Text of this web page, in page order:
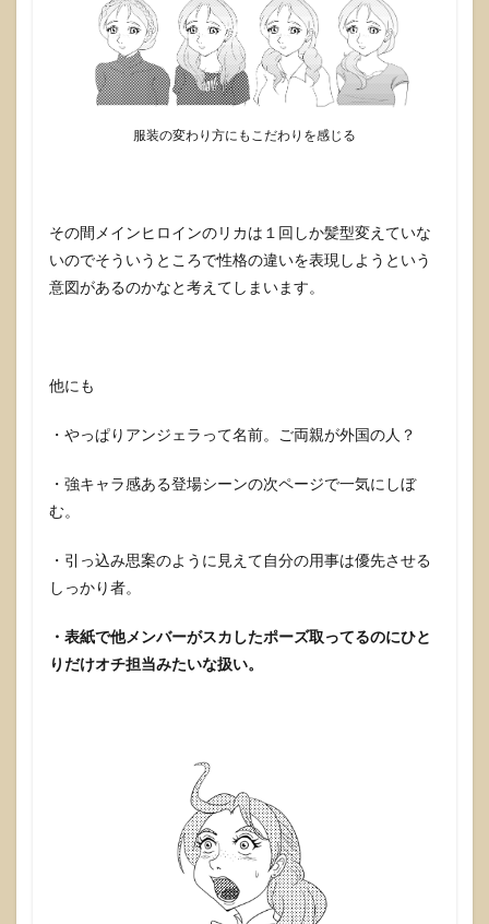
服装の変わり方にもこだわりを感じる
その間メインヒロインのリカは１回しか髪型変えていな
いのでそういうところで性格の違いを表現しようという
意図があるのかなと考えてしまいます。
他にも
・やっぱりアンジェラって名前。ご両親が外国の人？
・強キャラ感ある登場シーンの次ページで一気にしぼ
む。
・引っ込み思案のように見えて自分の用事は優先させる
しっかり者。
・表紙で他メンバーがスカしたポーズ取ってるのにひと
りだけオチ担当みたいな扱い。